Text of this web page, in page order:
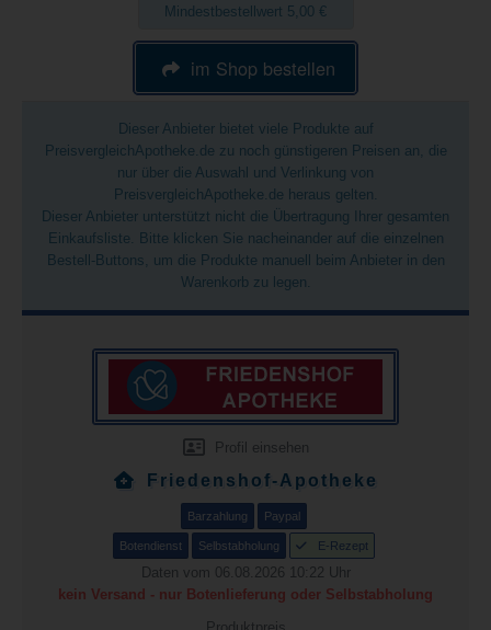
Mindestbestellwert 5,00 €
im Shop bestellen
Dieser Anbieter bietet viele Produkte auf
PreisvergleichApotheke.de zu noch günstigeren Preisen an, die
nur über die Auswahl und Verlinkung von
PreisvergleichApotheke.de heraus gelten.
Dieser Anbieter unterstützt nicht die Übertragung Ihrer gesamten
Einkaufsliste. Bitte klicken Sie nacheinander auf die einzelnen
Bestell-Buttons, um die Produkte manuell beim Anbieter in den
Warenkorb zu legen.
Profil einsehen
Friedenshof-Apotheke
Barzahlung Paypal
Botendienst Selbstabholung E-Rezept
Daten vom 06.08.2026 10:22 Uhr
kein Versand - nur Botenlieferung oder Selbstabholung